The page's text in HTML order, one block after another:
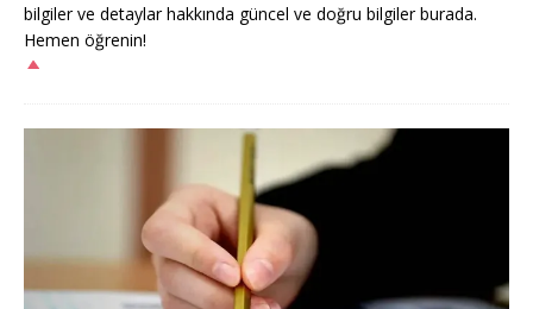
bilgiler ve detaylar hakkında güncel ve doğru bilgiler burada.
Hemen öğrenin!